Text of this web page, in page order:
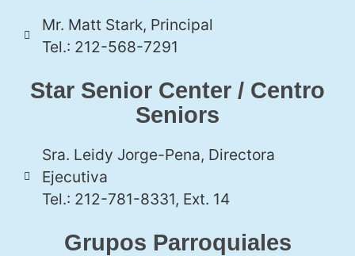
Mr. Matt Stark, Principal
Tel.: 212-568-7291
Star Senior Center / Centro
Seniors
Sra. Leidy Jorge-Pena, Directora
Ejecutiva
Tel.: 212-781-8331, Ext. 14
Grupos Parroquiales